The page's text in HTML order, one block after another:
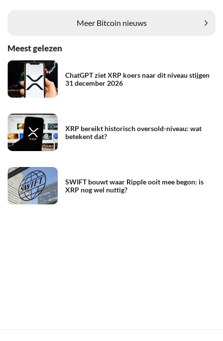
Meer Bitcoin nieuws
Meest gelezen
ChatGPT ziet XRP koers naar dit niveau stijgen
31 december 2026
XRP bereikt historisch oversold-niveau: wat
betekent dat?
SWIFT bouwt waar Ripple ooit mee begon: is
XRP nog wel nuttig?